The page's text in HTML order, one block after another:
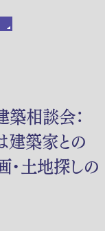
築相談会：
建築家との
土地探しの